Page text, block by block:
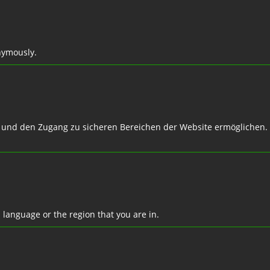
den Zugang zu sicheren Bereichen der Website ermöglichen.
or the region that you are in.